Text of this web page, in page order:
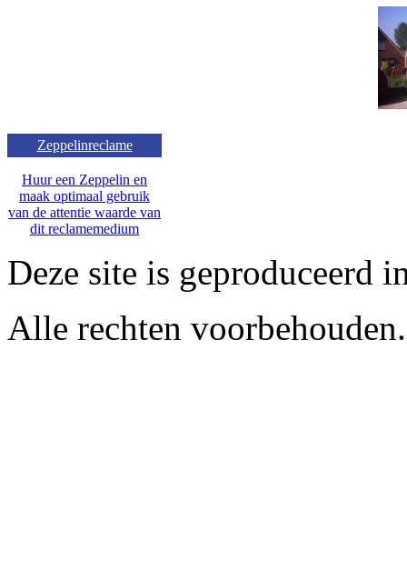
Zeppelinreclame
Huur een Zeppelin en
maak optimaal gebruik
van de attentie waarde van
dit reclamemedium
Deze site is geproduceerd
Alle rechten